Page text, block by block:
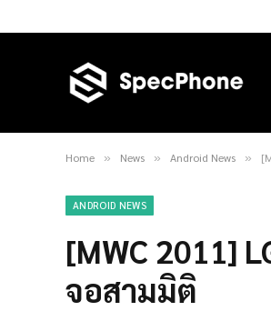
Home » News » Android News »
ANDROID NEWS
[MWC 2011]
จอสามมิติ